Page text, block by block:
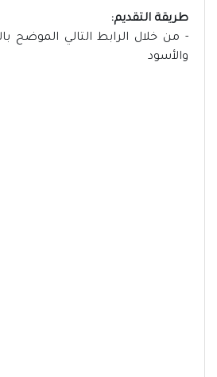
طريقة التقديم:
- من خلال الرابط التالي الموضح
والأسود